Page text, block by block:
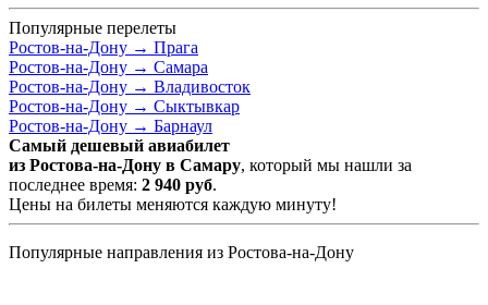
Популярные перелеты
Ростов-на-Дону → Прага
Ростов-на-Дону → Самара
Ростов-на-Дону → Владивосток
Ростов-на-Дону → Сыктывкар
Ростов-на-Дону → Барнаул
Самый дешевый авиабилет
из Ростова-на-Дону в Самару, который мы нашли за
последнее время: 2 940 руб.
Цены на билеты меняются каждую минуту!
Популярные направления из Ростова-на-Дону